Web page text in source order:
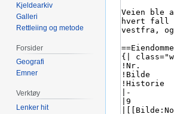
Kjeldearkiv
Galleri
Rettleiing og metode
Forsider
Geografi
Emner
Verktøy
Lenker hit